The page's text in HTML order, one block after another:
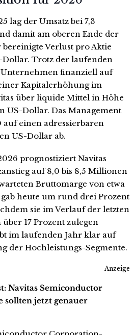
lag der Umsatz bei 7,3
damit am oberen Ende der
bereinigte Verlust pro Aktie
Dollar. Trotz der laufenden
finanziell auf
Kapitalerhöhung im
über liquide Mittel in Höhe
US-Dollar. Das Management
auf einen adressierbaren
US-Dollar ab.
prognostiziert Navitas
auf 8,0 bis 8,5 Millionen
Bruttomarge von etwa
gab heute um rund drei Prozent
sie im Verlauf der letzten
17 Prozent zulegen
im laufenden Jahr klar auf
der Hochleistungs-Segmente.
Anzeige
Navitas Semiconductor
sollten jetzt genauer